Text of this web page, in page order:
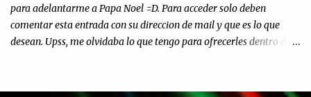
para adelantarme a Papa Noel =D. Para acceder solo deben
comentar esta entrada con su direccion de mail y que es lo que
desean. Upss, me olvidaba lo que tengo para ofrecerles dentro de
del Sr. Angel Traversi de AMT Desarrollos * 7 Invitaciones para